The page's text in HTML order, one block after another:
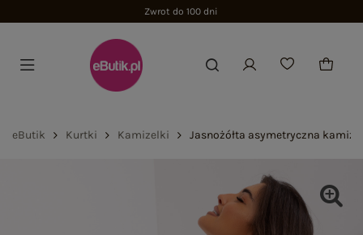
Zwrot do 100 dni
eButik Kurtki Kamizelki Jasnożółta asymetryczna